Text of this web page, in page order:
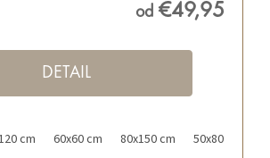
od €49,95
DETAIL
cm 60x60 cm 80x150 cm 50x80 cm